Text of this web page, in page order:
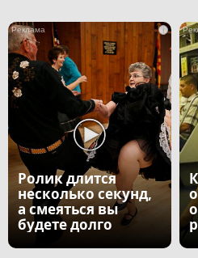
i
Ролик длится
несколько секунд,
а смеяться вы
будете долго